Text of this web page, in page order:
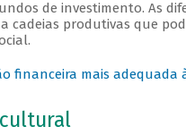
de investimento. As
cadeias produtivas que
financeira mais adequada